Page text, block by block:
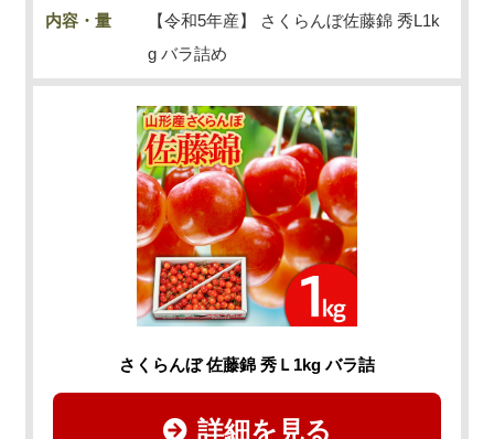
内容・量
【令和5年産】 さくらんぼ佐藤錦 秀L1k
g バラ詰め
さくらんぼ 佐藤錦 秀Ｌ1kg バラ詰
詳細を見る